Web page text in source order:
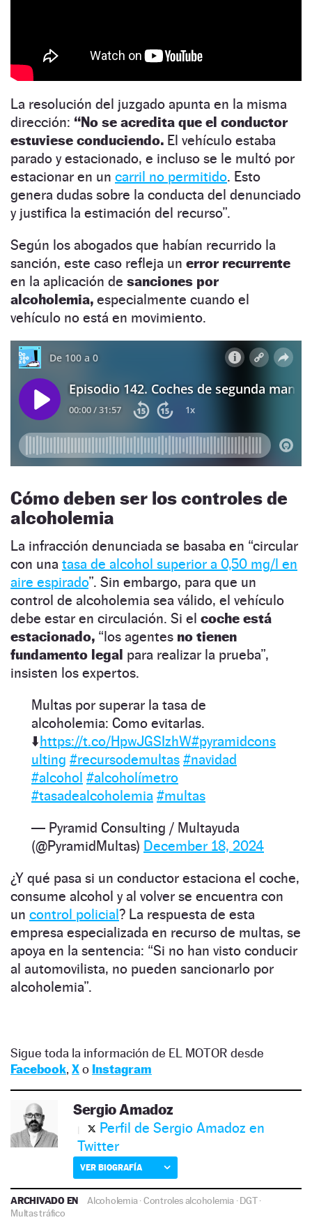
La resolución del juzgado apunta en la misma
dirección: “No se acredita que el conductor
estuviese conduciendo. El vehículo estaba
parado y estacionado, e incluso se le multó por
estacionar en un carril no permitido. Esto
genera dudas sobre la conducta del denunciado
y justifica la estimación del recurso”.
Según los abogados que habían recurrido la
sanción, este caso refleja un error recurrente
en la aplicación de sanciones por
alcoholemia, especialmente cuando el
vehículo no está en movimiento.
Cómo deben ser los controles de
alcoholemia
La infracción denunciada se basaba en “circular
con una tasa de alcohol superior a 0,50 mg/l en
aire espirado”. Sin embargo, para que un
control de alcoholemia sea válido, el vehículo
debe estar en circulación. Si el coche está
estacionado, “los agentes no tienen
fundamento legal para realizar la prueba”,
insisten los expertos.
Multas por superar la tasa de
alcoholemia: Como evitarlas.
⬇️https://t.co/HpwJGSIzhW#pyramidcons
ulting #recursodemultas #navidad
#alcohol #alcoholímetro
#tasadealcoholemia #multas
— Pyramid Consulting / Multayuda
(@PyramidMultas) December 18, 2024
¿Y qué pasa si un conductor estaciona el coche,
consume alcohol y al volver se encuentra con
un control policial? La respuesta de esta
empresa especializada en recurso de multas, se
apoya en la sentencia: “Si no han visto conducir
al automovilista, no pueden sancionarlo por
alcoholemia”.
Sigue toda la información de EL MOTOR desde
Facebook, Xo Instagram
Sergio Amadoz
Perfil de Sergio Amadoz en
Twitter
VER BIOGRAFÍA
ARCHIVADO EN Alcoholemia·Controles alcoholemia·DGT·
Multas tráfico